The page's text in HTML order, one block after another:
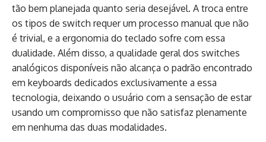
tão bem planejada quanto seria desejável. A troca entre
os tipos de switch requer um processo manual que não
é trivial, e a ergonomia do teclado sofre com essa
dualidade. Além disso, a qualidade geral dos switches
analógicos disponíveis não alcança o padrão encontrado
em keyboards dedicados exclusivamente a essa
tecnologia, deixando o usuário com a sensação de estar
usando um compromisso que não satisfaz plenamente
em nenhuma das duas modalidades.